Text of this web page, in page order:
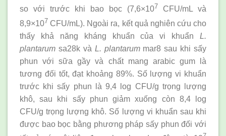
so với trước khi bao bọc (7,6×107 CFU/mL và
8,9×107 CFU/mL). Ngoài ra, kết quả nghiên cứu cho
thấy khả năng kháng khuẩn của vi khuẩn L.
plantarum sa28k và L. plantarummar8 sau khi sấy
phun với sữa gầy và chất mang arabic gum là
tương đối tốt, đạt khoảng 89%. Số lượng vi khuẩn
trước khi sấy phun là 9,4 log CFU/g trọng lượng
khô, sau khi sấy phun giảm xuống còn 8,4 log
CFU/g trọng lượng khô. Số lượng vi khuẩn sau khi
được bao bọc bằng phương pháp sấy phun đối với